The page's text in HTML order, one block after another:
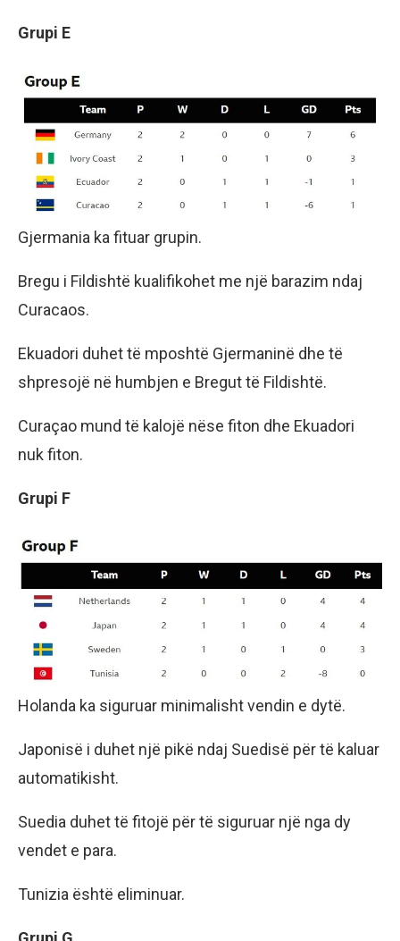
Grupi E
Gjermania ka fituar grupin.
Bregu i Fildishtë kualifikohet me një barazim ndaj
Curacaos.
Ekuadori duhet të mposhtë Gjermaninë dhe të
shpresojë në humbjen e Bregut të Fildishtë.
Curaçao mund të kalojë nëse fiton dhe Ekuadori
nuk fiton.
Grupi F
Holanda ka siguruar minimalisht vendin e dytë.
Japonisë i duhet një pikë ndaj Suedisë për të kaluar
automatikisht.
Suedia duhet të fitojë për të siguruar një nga dy
vendet e para.
Tunizia është eliminuar.